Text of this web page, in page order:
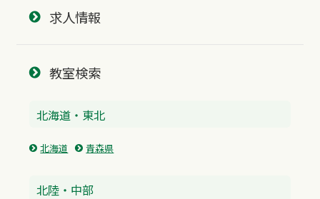
求人情報
教室検索
北海道・東北
北海道 青森県
北陸・中部